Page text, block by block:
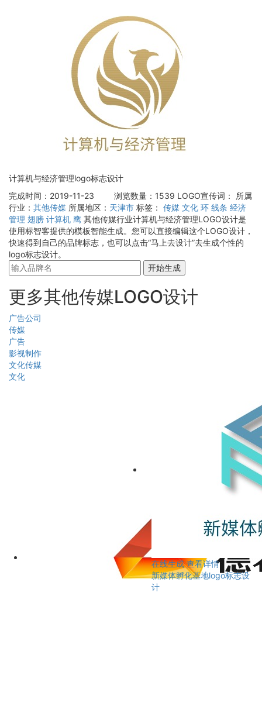
计算机与经济管理logo标志设计
完成时间：2019-11-23
浏览数量：1539 LOGO宣传词：
所属
行业： 其他传媒 所属地区： 天津市 标签： 传媒 文化 环 线条 经济
管理 翅膀 计算机 鹰 其他传媒行业计算机与经济管理LOGO设计是
使用标智客提供的模板智能生成。您可以直接编辑这个LOGO设计，
快速得到自己的品牌标志，也可以点击“马上去设计”去生成个性的
logo标志设计。
开始生成
更多其他传媒LOGO设计
广告公司
传媒
广告
影视制作
文化传媒
文化
在线生成 查看详情
新媒体孵化基地logo标志设
计